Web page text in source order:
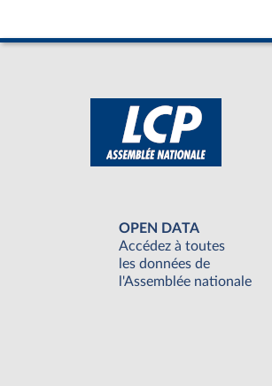
OPEN DATA
Accédez à toutes
les données de
l'Assemblée nationale